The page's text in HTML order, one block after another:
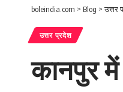
boleindia.com > Blog >उत्तर
उत्तर प्रदेश
कानपुर में